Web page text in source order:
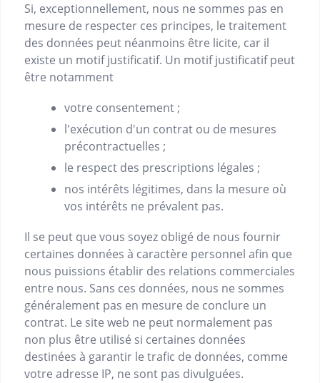
Si, exceptionnellement, nous ne sommes pas en
mesure de respecter ces principes, le traitement
des données peut néanmoins être licite, car il
existe un motif justificatif. Un motif justificatif peut
être notamment
votre consentement ;
l'exécution d'un contrat ou de mesures
précontractuelles ;
le respect des prescriptions légales ;
nos intérêts légitimes, dans la mesure où
vos intérêts ne prévalent pas.
Il se peut que vous soyez obligé de nous fournir
certaines données à caractère personnel afin que
nous puissions établir des relations commerciales
entre nous. Sans ces données, nous ne sommes
généralement pas en mesure de conclure un
contrat. Le site web ne peut normalement pas
non plus être utilisé si certaines données
destinées à garantir le trafic de données, comme
votre adresse IP, ne sont pas divulguées.